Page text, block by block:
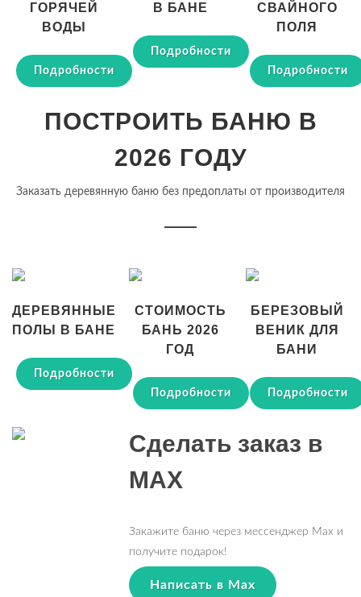
ГОРЯЧЕЙ
ВОДЫ
Подробности
В БАНЕ
Подробности
СВАЙНОГО
ПОЛЯ
Подробности
ПОСТРОИТЬ БАНЮ В
2026 ГОДУ
Заказать деревянную баню без предоплаты от производителя
ДЕРЕВЯННЫЕ
ПОЛЫ В БАНЕ
Подробности
СТОИМОСТЬ
БАНЬ 2026
ГОД
Подробности
БЕРЕЗОВЫЙ
ВЕНИК ДЛЯ
БАНИ
Подробности
Сделать заказ в
MAX
Закажите баню через мессенджер Max и
получите подарок!
Написать в Max